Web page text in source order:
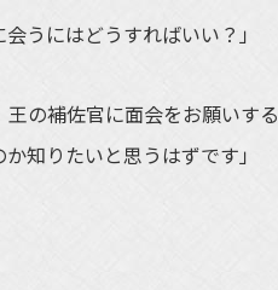
うにはどうすればいい？」
の補佐官に面会をお願いす
知りたいと思うはずです」